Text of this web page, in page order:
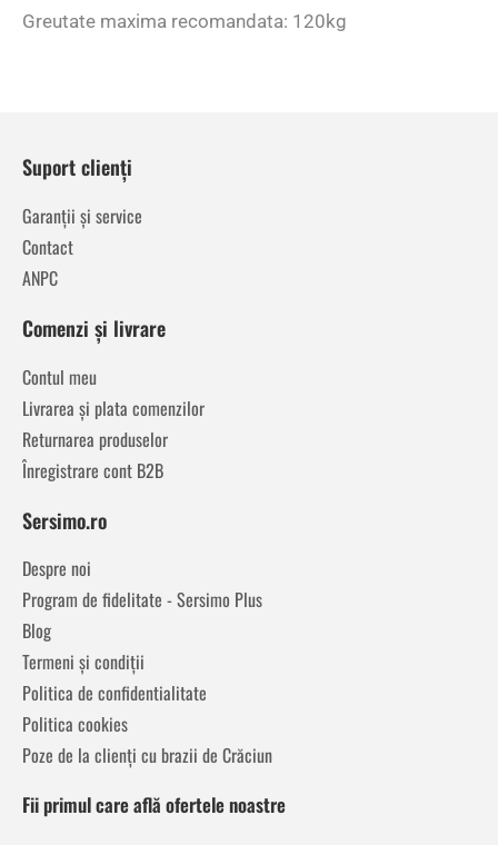
Greutate maxima recomandata: 120kg
Suport clienți
Garanții și service
Contact
ANPC
Comenzi și livrare
Contul meu
Livrarea și plata comenzilor
Returnarea produselor
Înregistrare cont B2B
Sersimo.ro
Despre noi
Program de fidelitate - Sersimo Plus
Blog
Termeni și condiții
Politica de confidentialitate
Politica cookies
Poze de la clienți cu brazii de Crăciun
Fii primul care află ofertele noastre